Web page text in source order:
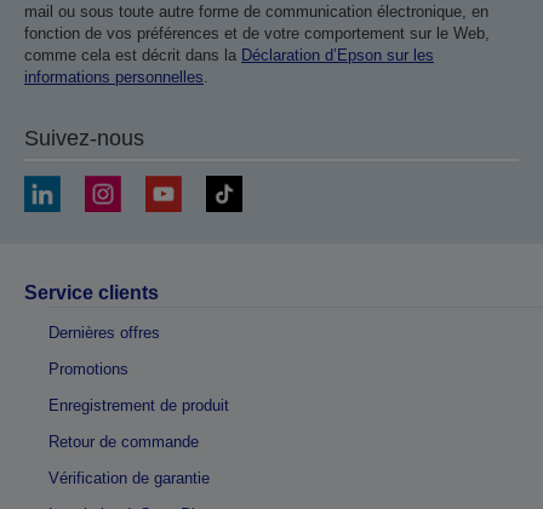
mail ou sous toute autre forme de communication électronique, en
fonction de vos préférences et de votre comportement sur le Web,
comme cela est décrit dans la Déclaration d’Epson sur les
informations personnelles
Suivez-nous
Service clients
Dernières offres
Promotions
Enregistrement de produit
Retour de commande
Vérification de garantie